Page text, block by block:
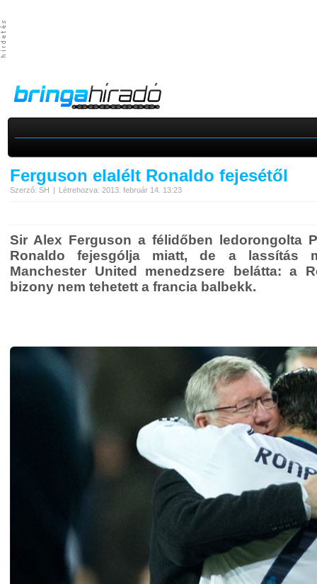
Ferguson elalélt Ronaldo fejesétől
Szerző: SH Létrehozva: 2013. február 14. 13:23
Sir Alex Ferguson a félidőben ledorongolta
Ronaldo fejesgólja miatt, de a lassítás
Manchester United menedzsere belátta: a
bizony nem tehetett a francia balbekk.